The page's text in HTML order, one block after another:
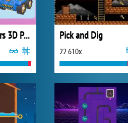
Screw Masters 3D Puzzle Pick and Dig
22 610x